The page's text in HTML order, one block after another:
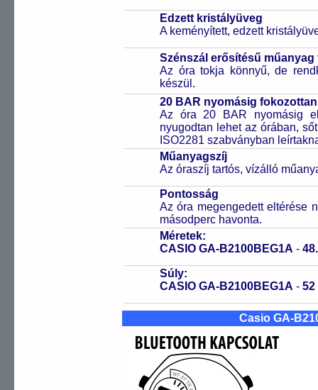
Edzett kristályüveg
A keményített, edzett
Szénszál erősítésű műanyag
Az óra tokja könnyű, de
készül.
20 BAR nyomásig
Az óra 20 BAR nyomásig
nyugodtan lehet az órában,
ISO2281 szabványban
Műanyagszíj
Az óraszíj tartós, vízálló
Pontosság
Az óra megengedett eltérése
másodperc havonta.
Méretek:
CASIO GA-B2100BEG1A -
Súly:
CASIO GA-B2100BEG1A - 52
Casio GA-